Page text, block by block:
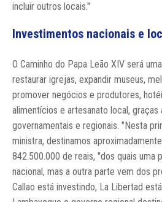
incluir outros locais."
Investimentos nacionais e
O Caminho do Papa Leão XIV será
restaurar igrejas, expandir museus,
promover negócios e produtores,
alimentícios e artesanato local, graças
governamentais e regionais. "Nesta
ministra, destinamos
842.500.000 de reais, "dos quais uma
nacional, mas a outra parte vem dos
Callao está investindo, La Libertad